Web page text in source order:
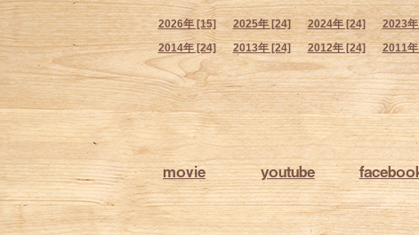
2026年 [15] 2025年 [24] 2024年 [24] 2023
2014年 [24]
2013年 [24] 2012年 [24] 2011
movie youtube